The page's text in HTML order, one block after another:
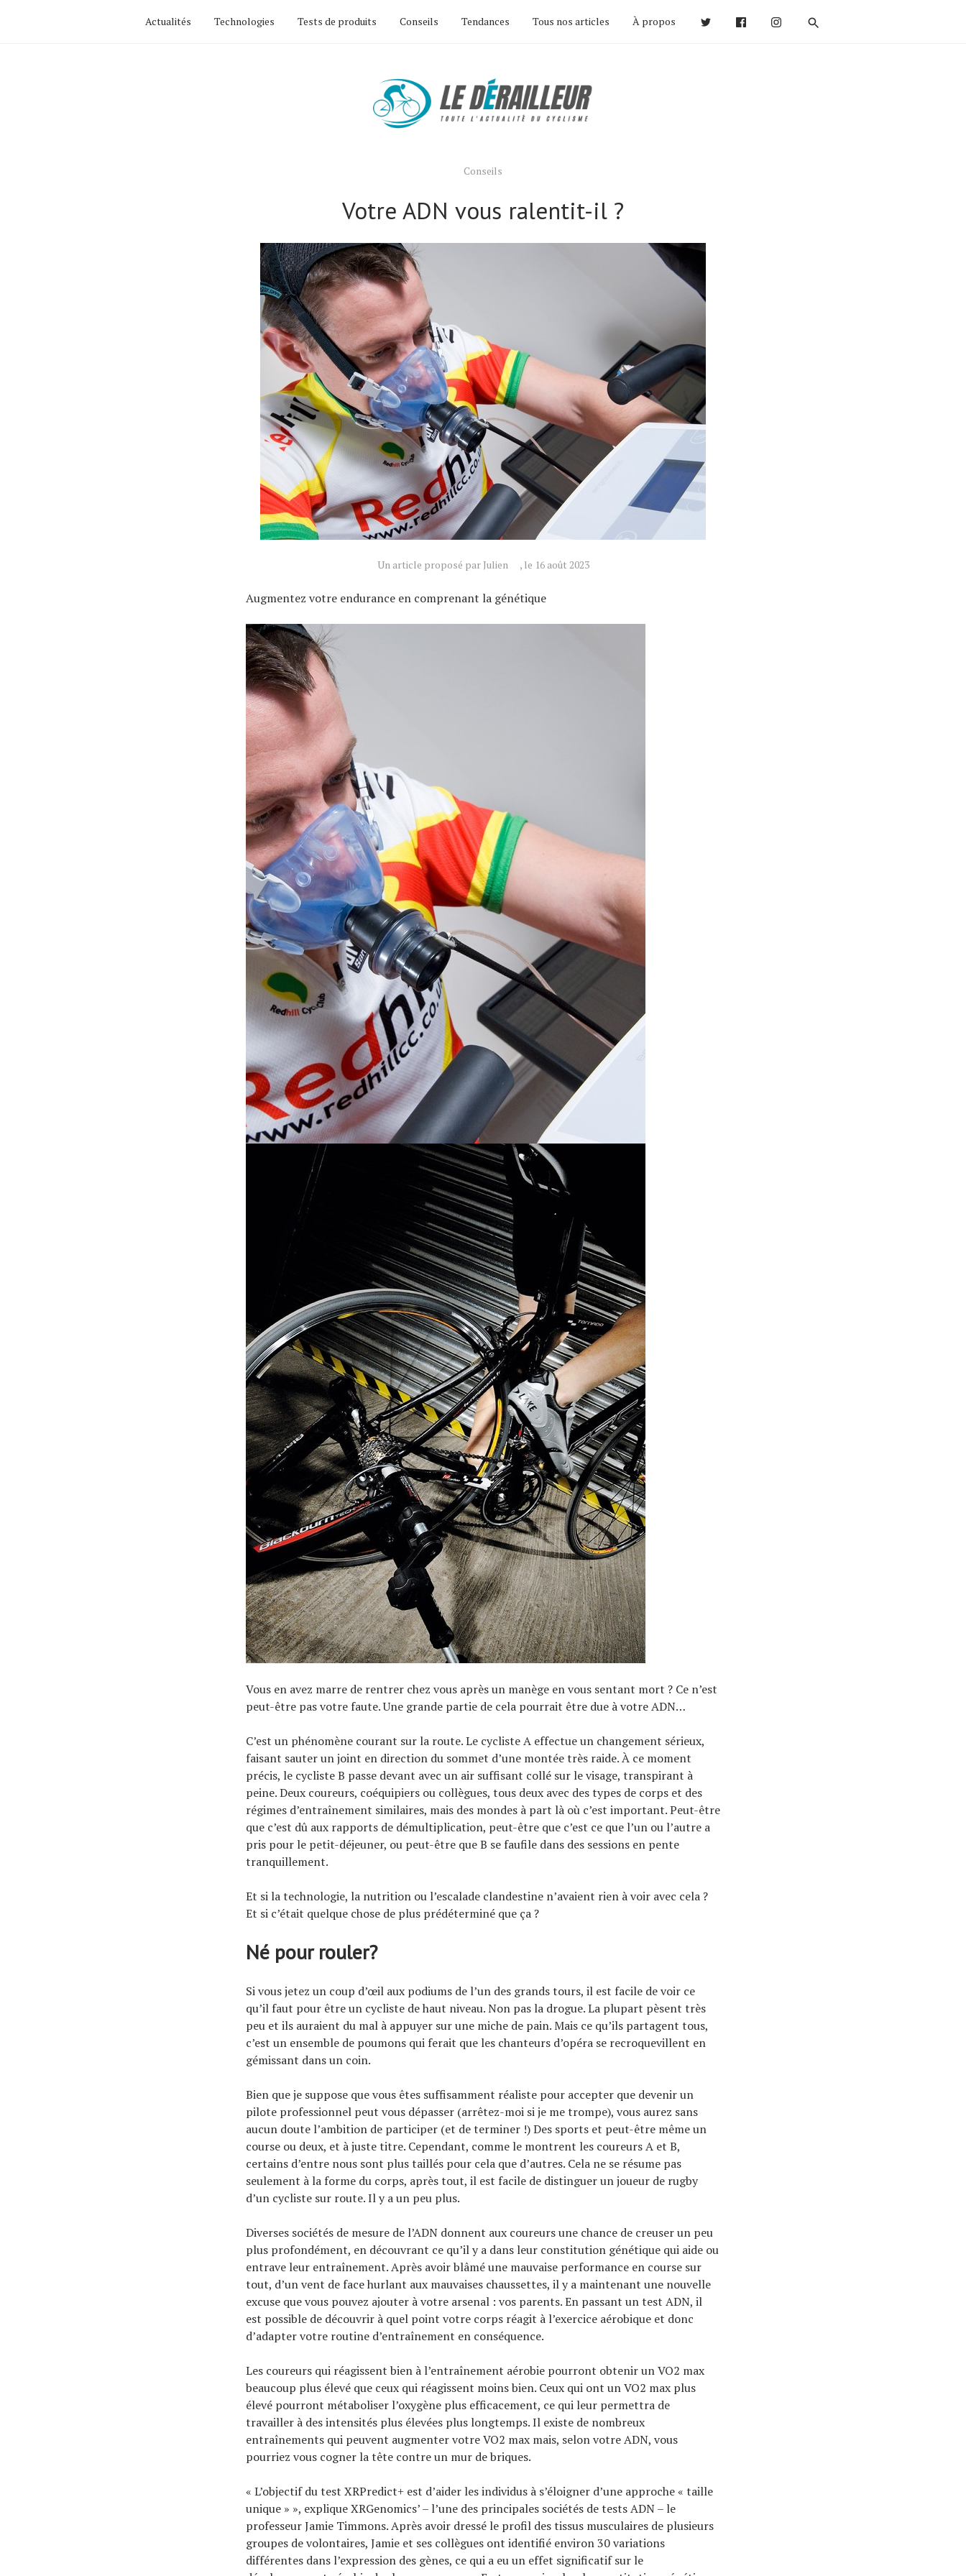
Actualités Technologies Tests de produits Conseils Tendances Tous nos articles À propos
Conseils
Votre ADN vous ralentit-il ?
Un article proposé par Julien , le 16 août 2023
Augmentez votre endurance en comprenant la génétique
Vous en avez marre de rentrer chez vous après un manège en vous sentant mort ? Ce n’est
peut-être pas votre faute. Une grande partie de cela pourrait être due à votre ADN…
C’est un phénomène courant sur la route. Le cycliste A effectue un changement sérieux,
faisant sauter un joint en direction du sommet d’une montée très raide. À ce moment
précis, le cycliste B passe devant avec un air suffisant collé sur le visage, transpirant à
peine. Deux coureurs, coéquipiers ou collègues, tous deux avec des types de corps et des
régimes d’entraînement similaires, mais des mondes à part là où c’est important. Peut-être
que c’est dû aux rapports de démultiplication, peut-être que c’est ce que l’un ou l’autre a
pris pour le petit-déjeuner, ou peut-être que B se faufile dans des sessions en pente
tranquillement.
Et si la technologie, la nutrition ou l’escalade clandestine n’avaient rien à voir avec cela ?
Et si c’était quelque chose de plus prédéterminé que ça ?
Né pour rouler?
Si vous jetez un coup d’œil aux podiums de l’un des grands tours, il est facile de voir ce
qu’il faut pour être un cycliste de haut niveau. Non pas la drogue. La plupart pèsent très
peu et ils auraient du mal à appuyer sur une miche de pain. Mais ce qu’ils partagent tous,
c’est un ensemble de poumons qui ferait que les chanteurs d’opéra se recroquevillent en
gémissant dans un coin.
Bien que je suppose que vous êtes suffisamment réaliste pour accepter que devenir un
pilote professionnel peut vous dépasser (arrêtez-moi si je me trompe), vous aurez sans
aucun doute l’ambition de participer (et de terminer !) Des sports et peut-être même un
course ou deux, et à juste titre. Cependant, comme le montrent les coureurs A et B,
certains d’entre nous sont plus taillés pour cela que d’autres. Cela ne se résume pas
seulement à la forme du corps, après tout, il est facile de distinguer un joueur de rugby
d’un cycliste sur route. Il y a un peu plus.
Diverses sociétés de mesure de l’ADN donnent aux coureurs une chance de creuser un peu
plus profondément, en découvrant ce qu’il y a dans leur constitution génétique qui aide ou
entrave leur entraînement. Après avoir blâmé une mauvaise performance en course sur
tout, d’un vent de face hurlant aux mauvaises chaussettes, il y a maintenant une nouvelle
excuse que vous pouvez ajouter à votre arsenal : vos parents. En passant un test ADN, il
est possible de découvrir à quel point votre corps réagit à l’exercice aérobique et donc
d’adapter votre routine d’entraînement en conséquence.
Les coureurs qui réagissent bien à l’entraînement aérobie pourront obtenir un VO2 max
beaucoup plus élevé que ceux qui réagissent moins bien. Ceux qui ont un VO2 max plus
élevé pourront métaboliser l’oxygène plus efficacement, ce qui leur permettra de
travailler à des intensités plus élevées plus longtemps. Il existe de nombreux
entraînements qui peuvent augmenter votre VO2 max mais, selon votre ADN, vous
pourriez vous cogner la tête contre un mur de briques.
« L’objectif du test XRPredict+ est d’aider les individus à s’éloigner d’une approche « taille
unique » », explique XRGenomics’ – l’une des principales sociétés de tests ADN – le
professeur Jamie Timmons. Après avoir dressé le profil des tissus musculaires de plusieurs
groupes de volontaires, Jamie et ses collègues ont identifié environ 30 variations
différentes dans l’expression des gènes, ce qui a eu un effet significatif sur le